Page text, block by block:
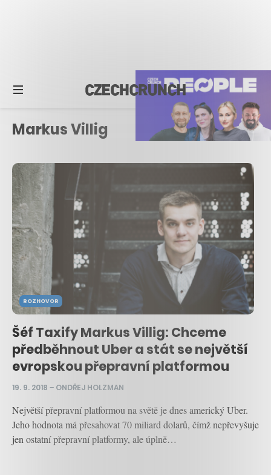
Markus Villig
ROZHOVOR
Šéf Taxify Markus Villig: Chceme
předběhnout Uber a stát se největší
evropskou přepravní platformou
19. 9. 2018 – ONDŘEJ HOLZMAN
Největší přepravní platformou na světě je dnes americký Uber.
Jeho hodnota má přesahovat 70 miliard dolarů, čímž nepřevyšuje
jen ostatní přepravní platformy, ale úplně…